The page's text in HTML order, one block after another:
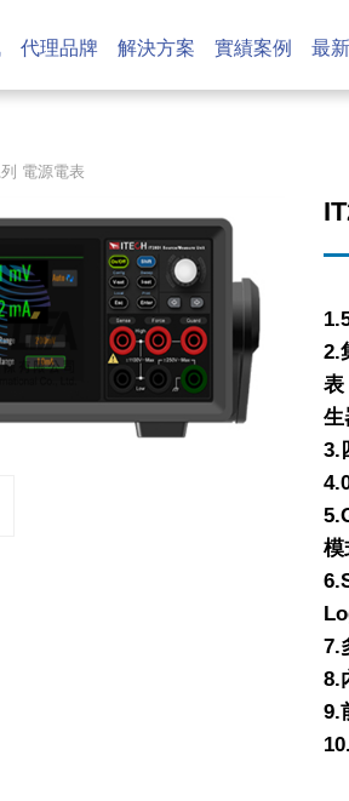
代理品牌 解決方案 實績案例 最
電源電表
2.
表
生
3.
模
7.
8.
9.